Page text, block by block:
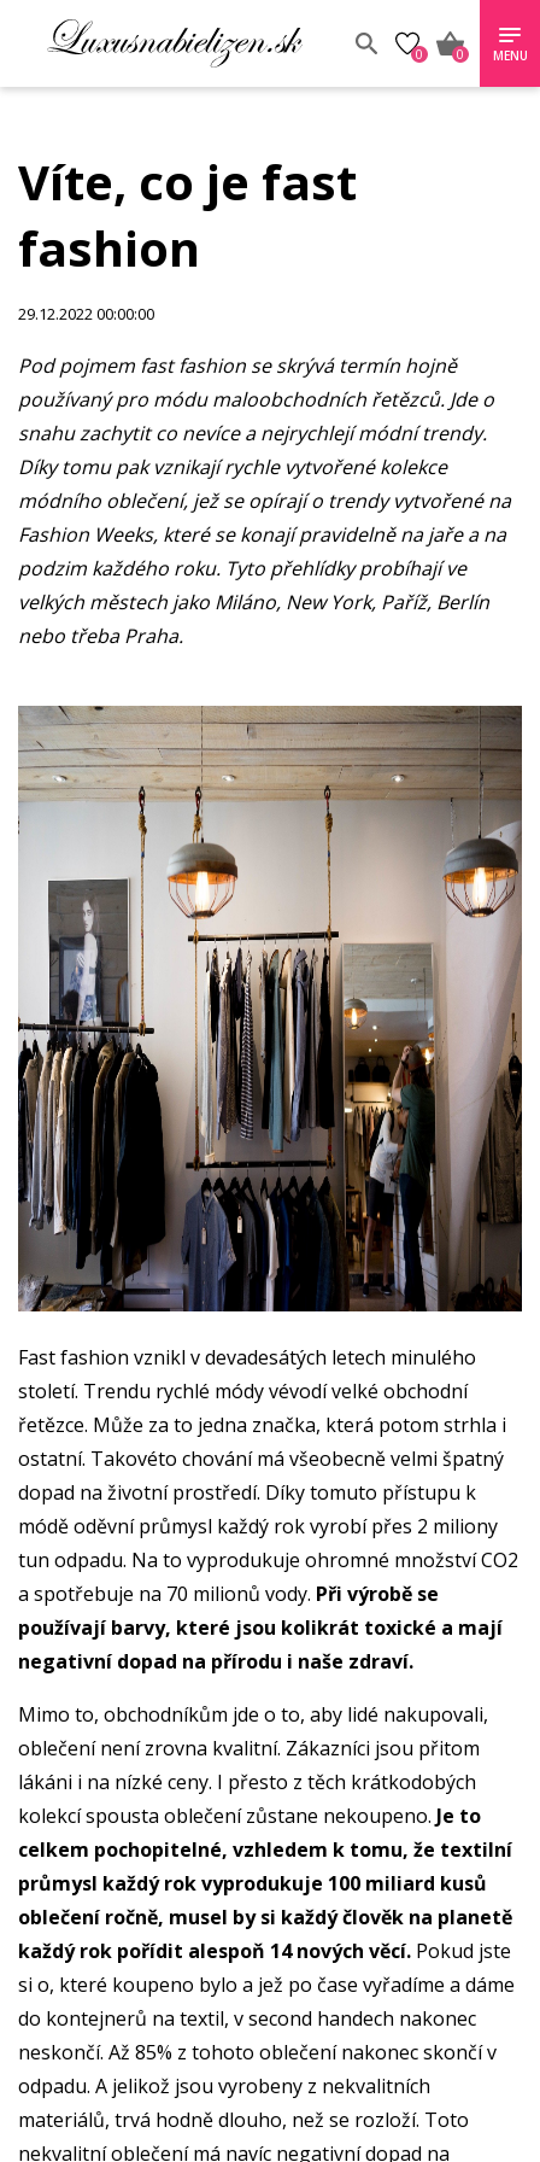
0 0 MENU
Víte, co je fast
fashion
29.12.2022 00:00:00
Pod pojmem fast fashion se skrývá termín hojně
používaný pro módu maloobchodních řetězců. Jde o
snahu zachytit co nevíce a nejrychlejí módní trendy.
Díky tomu pak vznikají rychle vytvořené kolekce
módního oblečení, jež se opírají o trendy vytvořené na
Fashion Weeks, které se konají pravidelně na jaře a na
podzim každého roku. Tyto přehlídky probíhají ve
velkých městech jako Miláno, New York, Paříž, Berlín
nebo třeba Praha.
Fast fashion vznikl v devadesátých letech minulého
století. Trendu rychlé módy vévodí velké obchodní
řetězce. Může za to jedna značka, která potom strhla i
ostatní. Takovéto chování má všeobecně velmi špatný
dopad na životní prostředí. Díky tomuto přístupu k
módě oděvní průmysl každý rok vyrobí přes 2 miliony
tun odpadu. Na to vyprodukuje ohromné množství CO2
a spotřebuje na 70 milionů vody. Při výrobě se
používají barvy, které jsou kolikrát toxické a mají
negativní dopad na přírodu i naše zdraví.
Mimo to, obchodníkům jde o to, aby lidé nakupovali,
oblečení není zrovna kvalitní. Zákazníci jsou přitom
lákáni i na nízké ceny. I přesto z těch krátkodobých
kolekcí spousta oblečení zůstane nekoupeno. Je to
celkem pochopitelné, vzhledem k tomu, že textilní
průmysl každý rok vyprodukuje 100 miliard kusů
oblečení ročně, musel by si každý člověk na planetě
každý rok pořídit alespoň 14 nových věcí. Pokud jste
si o, které koupeno bylo a jež po čase vyřadíme a dáme
do kontejnerů na textil, v second handech nakonec
neskončí. Až 85% z tohoto oblečení nakonec skončí v
odpadu. A jelikož jsou vyrobeny z nekvalitních
materiálů, trvá hodně dlouho, než se rozloží. Toto
nekvalitní oblečení má navíc negativní dopad na